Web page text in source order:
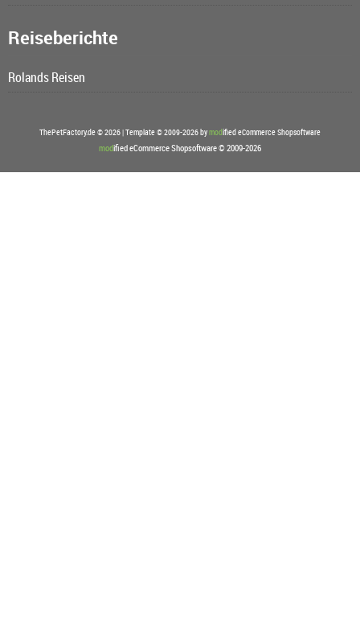
Reiseberichte
Rolands Reisen
ThePetFactory.de © 2026 | Template © 2009-2026 bymodified eCommerce Shopsoftware
modified eCommerce Shopsoftware © 2009-2026